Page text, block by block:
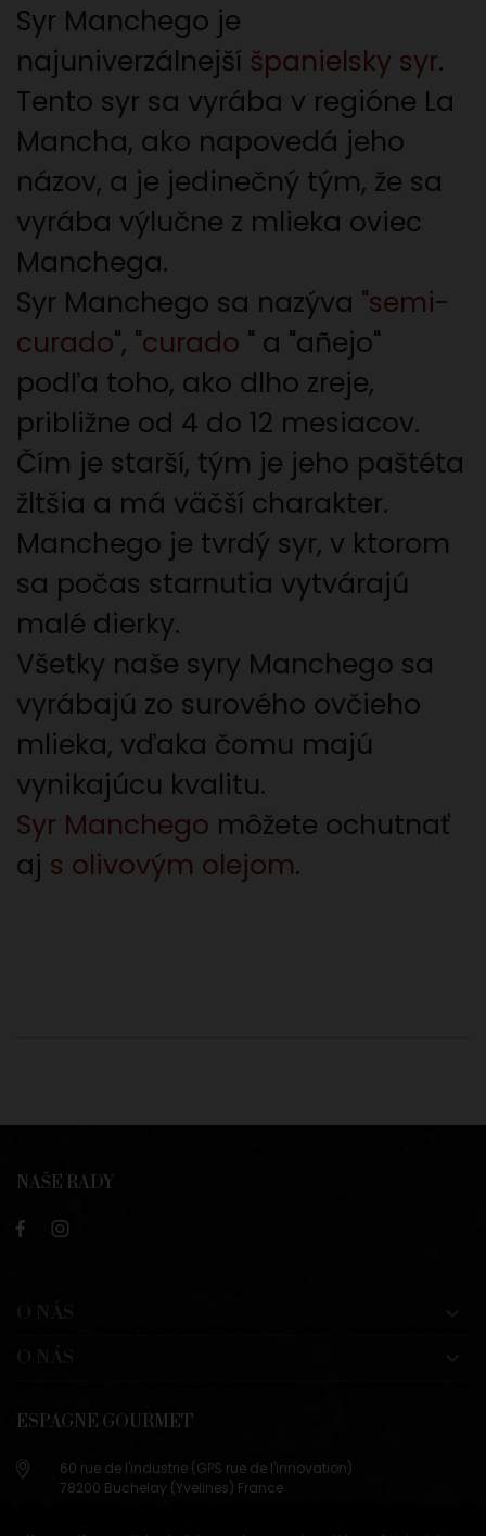
Syr Manchego je
najuniverzálnejší španielsky syr.
Tento syr sa vyrába v regióne La
Mancha, ako napovedá jeho
názov, a je jedinečný tým, že sa
vyrába výlučne z mlieka oviec
Manchega.
Syr Manchego sa nazýva "semi-
curado", "curado " a "añejo"
podľa toho, ako dlho zreje,
približne od 4 do 12 mesiacov.
Čím je starší, tým je jeho paštéta
žltšia a má väčší charakter.
Manchego je tvrdý syr, v ktorom
sa počas starnutia vytvárajú
malé dierky.
Všetky naše syry Manchego sa
vyrábajú zo surového ovčieho
mlieka, vďaka čomu majú
vynikajúcu kvalitu.
Syr Manchego môžete ochutnať
aj s olivovým olejom.
NAŠE RADY
ESPAGNE GOURMET
60 rue de l'industrie (GPS rue de l'innovation)
78200 Buchelay (Yvelines) France